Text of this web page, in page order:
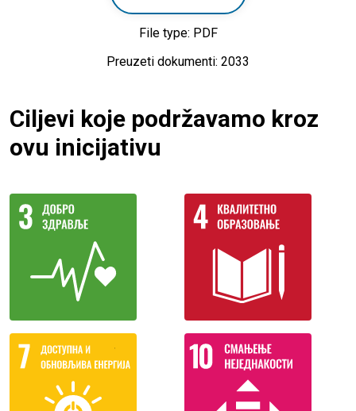
File type: PDF
Preuzeti dokumenti: 2033
Ciljevi koje podržavamo kroz
ovu inicijativu